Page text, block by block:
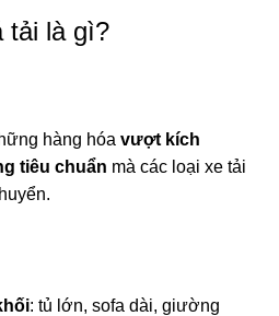
tải là gì?
hàng hóavượt kích
tiêu chuẩn mà các loại xe tải
: tủ lớn, sofa dài, giường